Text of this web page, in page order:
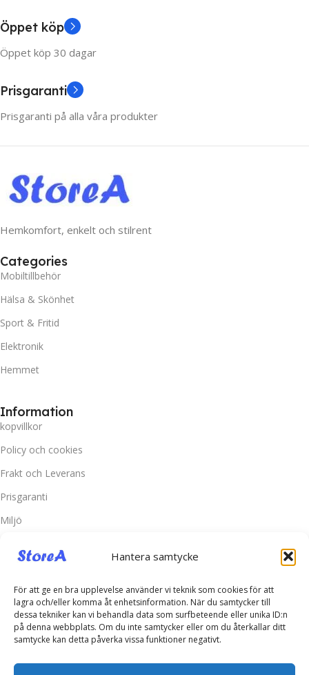
Hantera samtycke
För att ge en bra upplevelse använder vi teknik som cookies för att
lagra och/eller komma åt enhetsinformation. När du samtycker till
dessa tekniker kan vi behandla data som surfbeteende eller unika ID:n
på denna webbplats. Om du inte samtycker eller om du återkallar ditt
samtycke kan detta påverka vissa funktioner negativt.
Öppet köp
Öppet köp 30 dagar
Prisgaranti
Prisgaranti på alla våra produkter
Hemkomfort, enkelt och stilrent
Categories
Mobiltillbehör
Hälsa & Skönhet
Sport & Fritid
Elektronik
Hemmet
Information
kopvillkor
Policy och cookies
Frakt och Leverans
Prisgaranti
Miljö
Kundtjänst
Retur & Reklamation
Vanliga frågor
Inloggning
Spåra ditt paket